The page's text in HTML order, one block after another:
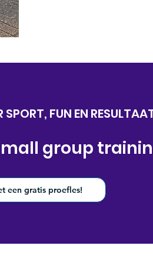
FUN EN
group
een gratis proefles!